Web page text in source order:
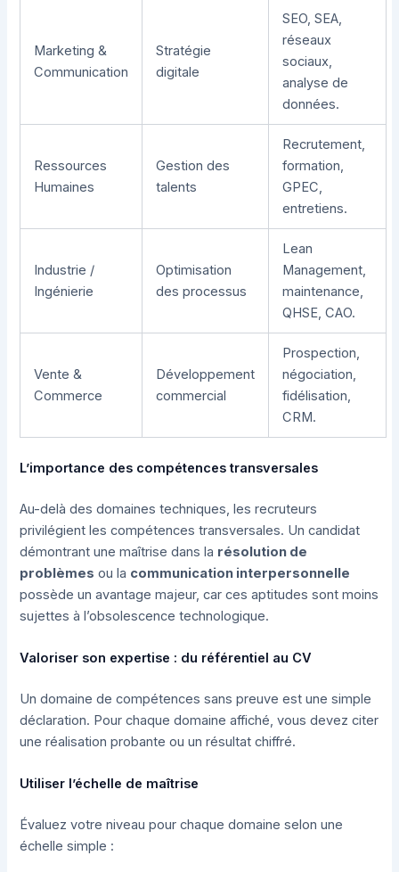
Marketing &
Communication
Stratégie
digitale
SEO, SEA,
réseaux
sociaux,
analyse de
données.
Ressources
Humaines
Gestion des
talents
Recrutement,
formation,
GPEC,
entretiens.
Industrie /
Ingénierie
Optimisation
des processus
Lean
Management,
maintenance,
QHSE, CAO.
Vente &
Commerce
Développement
commercial
Prospection,
négociation,
fidélisation,
CRM.
L’importance des compétences transversales
Au-delà des domaines techniques, les recruteurs
privilégient les compétences transversales. Un candidat
démontrant une maîtrise dans la résolution de
problèmes ou la communication interpersonnelle
possède un avantage majeur, car ces aptitudes sont moins
sujettes à l’obsolescence technologique.
Valoriser son expertise : du référentiel au CV
Un domaine de compétences sans preuve est une simple
déclaration. Pour chaque domaine affiché, vous devez citer
une réalisation probante ou un résultat chiffré.
Utiliser l’échelle de maîtrise
Évaluez votre niveau pour chaque domaine selon une
échelle simple :